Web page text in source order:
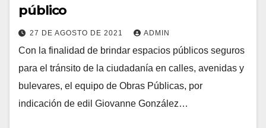
público
27 DE AGOSTO DE 2021 ADMIN
Con la finalidad de brindar espacios públicos seguros
para el tránsito de la ciudadanía en calles, avenidas y
bulevares, el equipo de Obras Públicas, por
indicación de edil Giovanne González…